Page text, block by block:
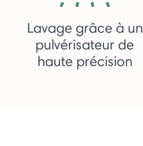
Lavage grâce à un
pulvérisateur de
haute précision